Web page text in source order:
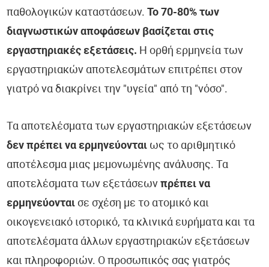
παθολογικών καταστάσεων.Το 70-80% των
διαγνωστικών αποφάσεων βασίζεται στις
εργαστηριακές εξετάσεις. Η ορθή ερμηνεία των
εργαστηριακών αποτελεσμάτων επιτρέπει στον
γιατρό να διακρίνει την "υγεία" από τη "νόσο".
Τα αποτελέσματα των εργαστηριακών εξετάσεων
δεν πρέπει να ερμηνεύονται ως το αριθμητικό
αποτέλεσμα μιας μεμονωμένης ανάλυσης. Τα
αποτελέσματα των εξετάσεωνπρέπει να
ερμηνεύονταισε σχέση με το ατομικό και
οικογενειακό ιστορικό, τα κλινικά ευρήματα και τα
αποτελέσματα άλλων εργαστηριακών εξετάσεων
και πληροφοριών. Ο προσωπικός σας γιατρός